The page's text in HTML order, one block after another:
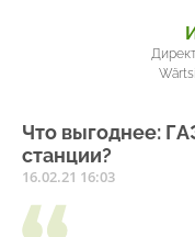
Что выгоднее:
станции?
16.02.21 16:03